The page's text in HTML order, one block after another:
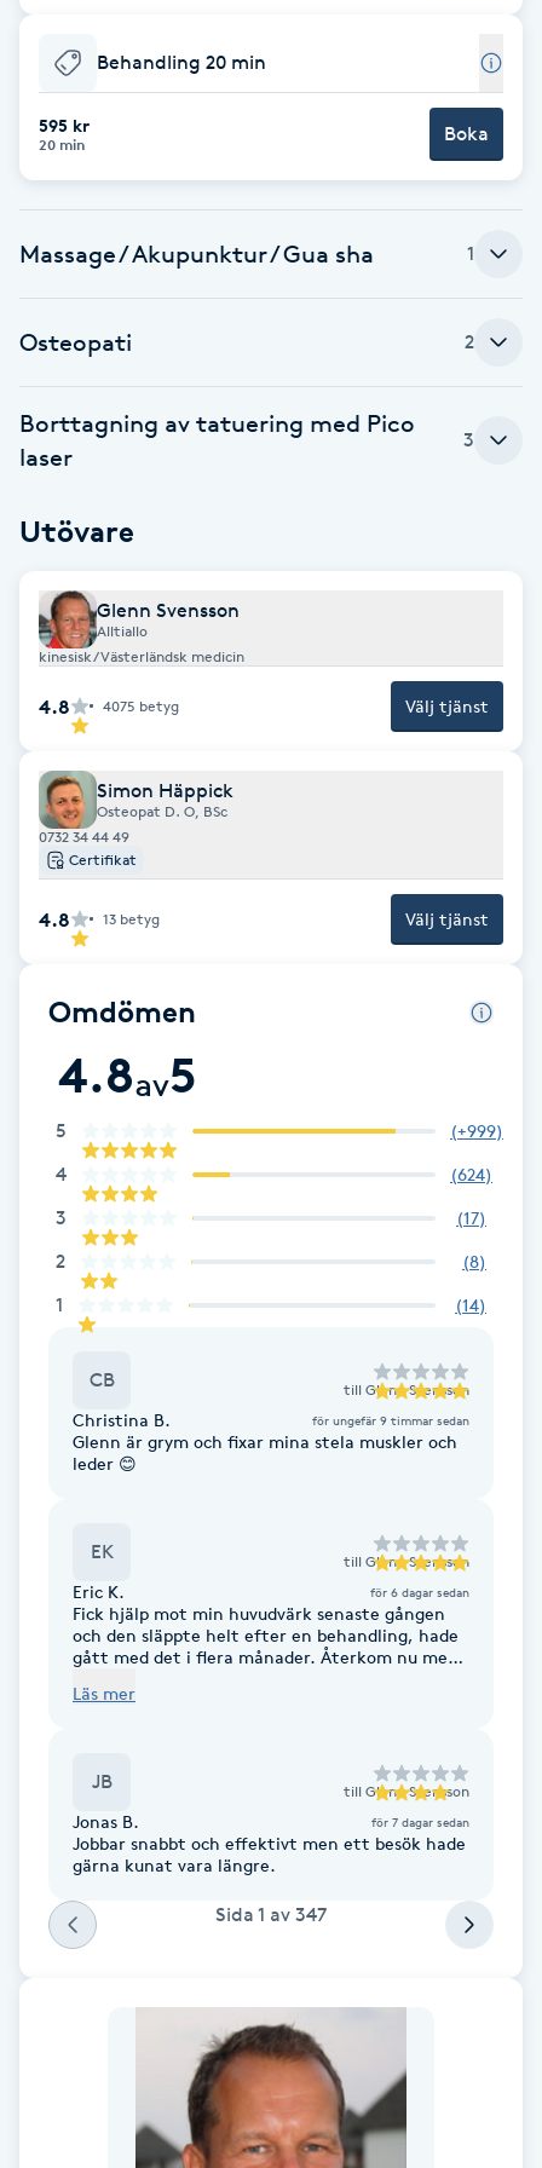
Bambumassage
Barber
BIAB
Blowout
Bottenfärg
Brynformning
Brynfärgning
Brynplockning
Bröllopsuppsättning
Celluliter
Coachning
Color correction
Cryoterapi
Damklippning
Dermapen
Diamantslipning
Enzympeeling
Extensions borttagning
Eyeliner-tatuering
Faceliftmassage
Fet hårbotten
Fettreducering
Fibromassage
Behandling 20 min
595 kr
20 min Boka
Massage / Akupunktur / Gua sha 1
Osteopati 2
Borttagning av tatuering med Pico
laser
3
Utövare
Glenn Svensson
Alltiallo
kinesisk/Västerländsk medicin
4.8 4075 betyg Välj tjänst
Simon Häppick
Osteopat D. O, BSc
0732 34 44 49
Certifikat
4.8 13 betyg Välj tjänst
Omdömen
4.8av5
5 (+999)
4 (624)
3 (17)
2 (8)
1 (14)
CB till Glenn Svensson
Christina B. för ungefär 9 timmar sedan
Glenn är grym och fixar mina stela muskler och
leder 😊
EK till Glenn Svensson
Eric K. för 6 dagar sedan
Fick hjälp mot min huvudvärk senaste gången
och den släppte helt efter en behandling, hade
gått med det i flera månader. Återkom nu med
Man ser ut som sju svåra år efter ”Gu-Sha” men
Läs mer
JB till Glenn Svensson
Jonas B. för 7 dagar sedan
Jobbar snabbt och effektivt men ett besök hade
gärna kunat vara längre.
Sida 1 av 347